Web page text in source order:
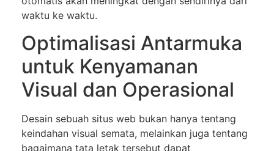
waktu ke waktu.
Optimalisasi Antarmuka
untuk Kenyamanan
Visual dan Operasional
Desain sebuah situs web bukan hanya tentang
keindahan visual semata, melainkan juga tentang
bagaimana tata letak tersebut dapat